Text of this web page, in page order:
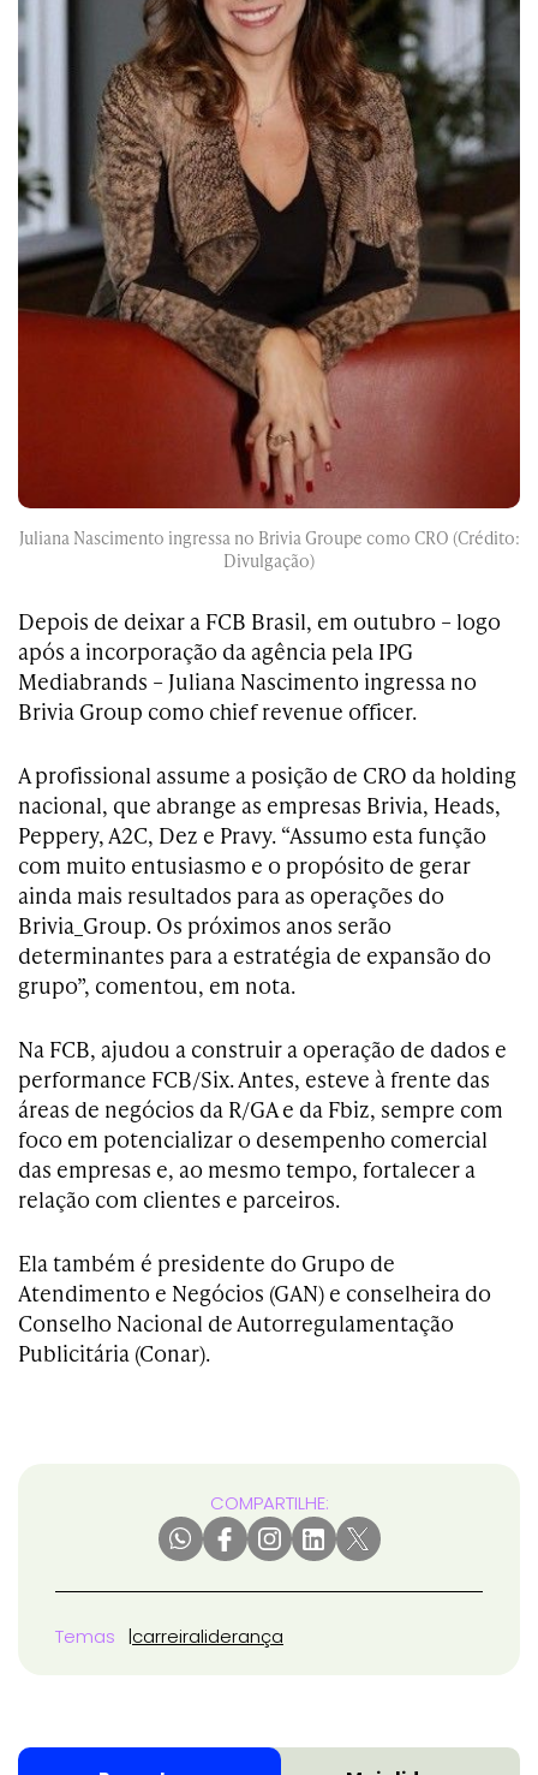
Juliana Nascimento ingressa no Brivia Groupe como CRO (Crédito:
Divulgação)
Depois de deixar a FCB Brasil, em outubro – logo
após a incorporação da agência pela IPG
Mediabrands – Juliana Nascimento ingressa no
Brivia Group como chief revenue officer.
A profissional assume a posição de CRO da holding
nacional, que abrange as empresas Brivia, Heads,
Peppery, A2C, Dez e Pravy. “Assumo esta função
com muito entusiasmo e o propósito de gerar
ainda mais resultados para as operações do
Brivia_Group. Os próximos anos serão
determinantes para a estratégia de expansão do
grupo”, comentou, em nota.
Na FCB, ajudou a construir a operação de dados e
performance FCB/Six. Antes, esteve à frente das
áreas de negócios da R/GA e da Fbiz, sempre com
foco em potencializar o desempenho comercial
das empresas e, ao mesmo tempo, fortalecer a
relação com clientes e parceiros.
Ela também é presidente do Grupo de
Atendimento e Negócios (GAN) e conselheira do
Conselho Nacional de Autorregulamentação
Publicitária (Conar).
COMPARTILHE:
Temas carreiraliderança